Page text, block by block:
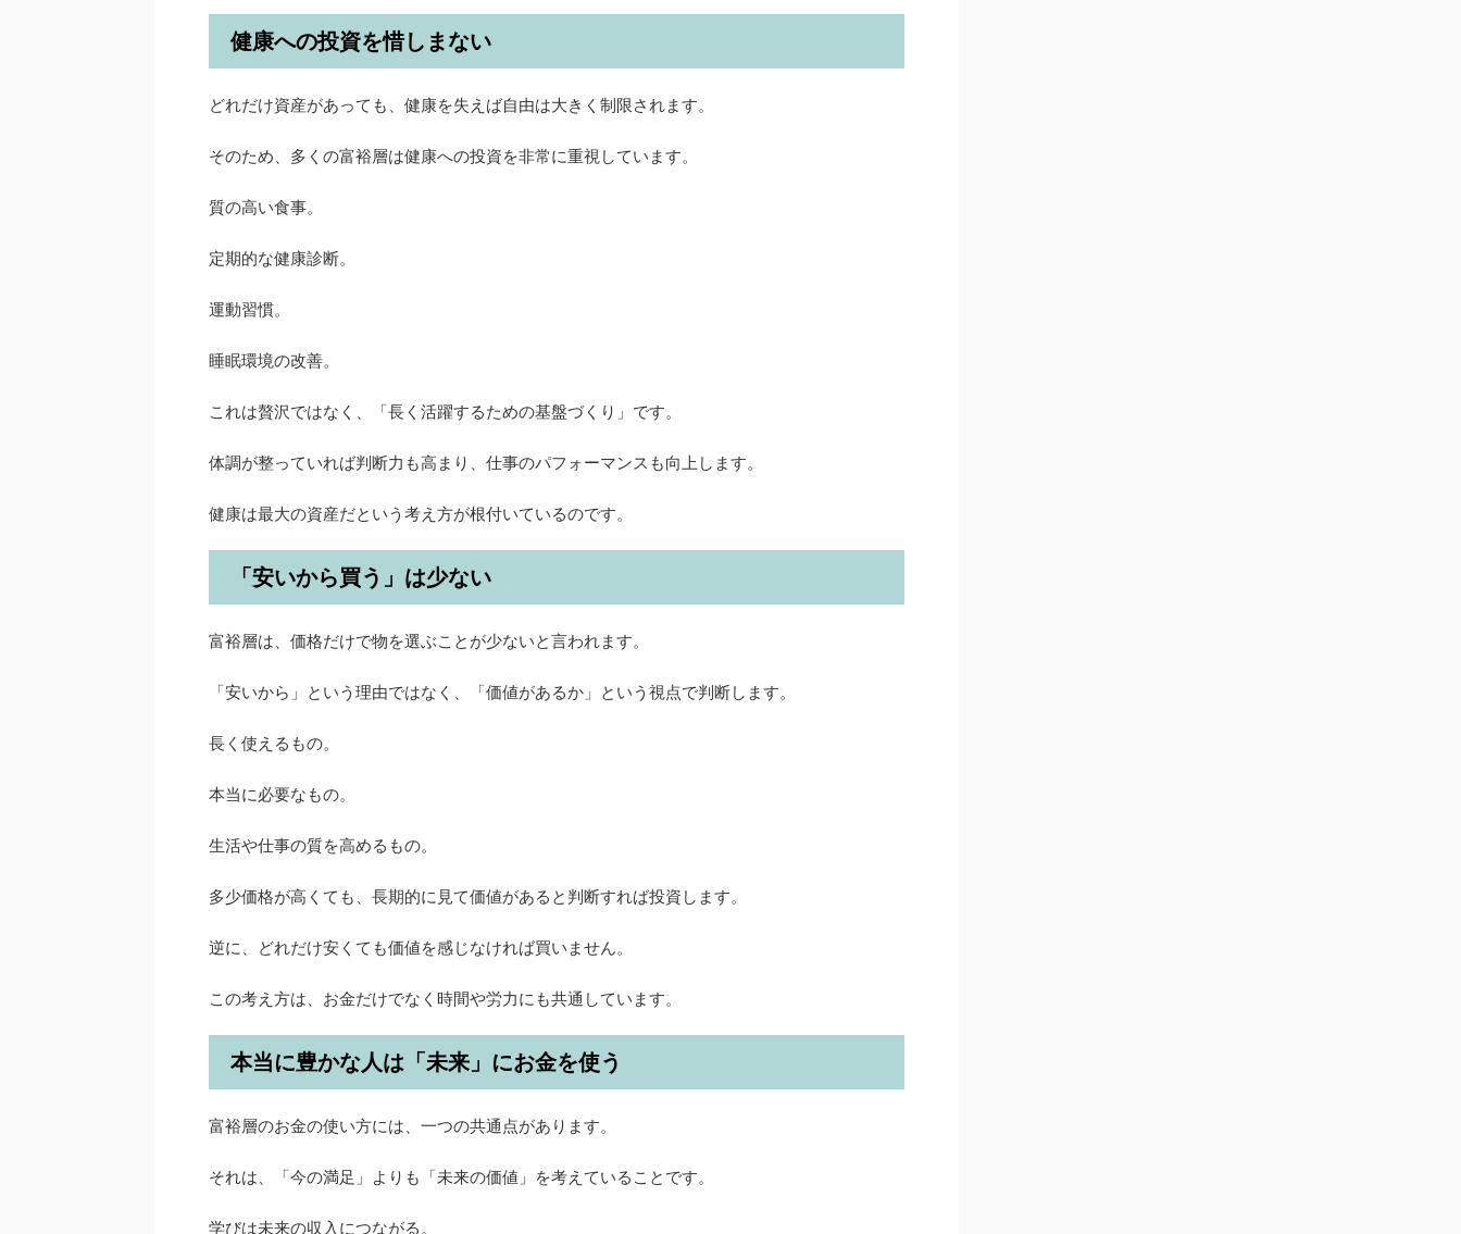
健康への投資を惜しまない
どれだけ資産があっても、健康を失えば自由は大きく制限されます。
そのため、多くの富裕層は健康への投資を非常に重視しています。
質の高い食事。
定期的な健康診断。
運動習慣。
睡眠環境の改善。
これは贅沢ではなく、「長く活躍するための基盤づくり」です。
体調が整っていれば判断力も高まり、仕事のパフォーマンスも向上します。
健康は最大の資産だという考え方が根付いているのです。
「安いから買う」は少ない
富裕層は、価格だけで物を選ぶことが少ないと言われます。
「安いから」という理由ではなく、「価値があるか」という視点で判断します。
長く使えるもの。
本当に必要なもの。
生活や仕事の質を高めるもの。
多少価格が高くても、長期的に見て価値があると判断すれば投資します。
逆に、どれだけ安くても価値を感じなければ買いません。
この考え方は、お金だけでなく時間や労力にも共通しています。
本当に豊かな人は「未来」にお金を使う
富裕層のお金の使い方には、一つの共通点があります。
それは、「今の満足」よりも「未来の価値」を考えていることです。
学びは未来の収入につながる。